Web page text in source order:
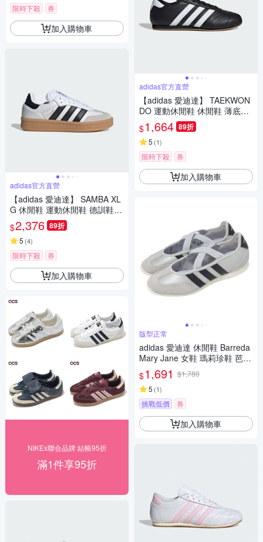
限時下殺 券
加入購物車
adidas官方直營
【adidas 愛迪達】 SAMBA XL
G 休閒鞋 運動休閒鞋 德訓鞋
滑板 復古 男鞋/女鞋 - Originals
IE1377
$2,376 89折
5 (4)
限時下殺 券
加入購物車
NIKEx聯合品牌 結帳95折
滿1件享95折
adidas官方直營
【adidas 愛迪達】 TAEKWON
DO 運動休閒鞋 休閒鞋 薄底鞋
男鞋/女鞋 - Originals JS1193
$1,664 89折
5 (1)
限時下殺 券
加入購物車
版型正常
adidas 愛迪達 休閒鞋 Barreda
Mary Jane 女鞋 瑪莉珍鞋 芭蕾
風 銀 薄底 HP3520
$1,691 $1,780
5 (1)
挑戰低價 券
加入購物車